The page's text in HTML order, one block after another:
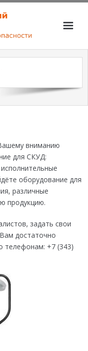
вниманию
для СКУД:
оборудование для
различные
продукцию.
задать свои
достаточно
телефонам: +7 (343)